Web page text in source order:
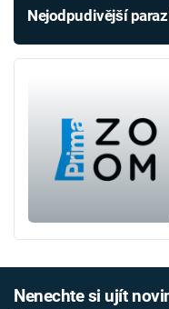
Nejodpudivější
Nenechte si ujít